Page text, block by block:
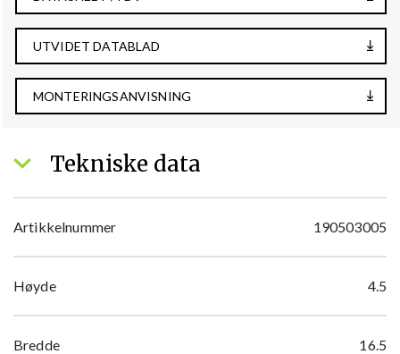
UTVIDET DATABLAD
MONTERINGSANVISNING
Tekniske data
Artikkelnummer 190503005
Høyde 4.5
Bredde 16.5